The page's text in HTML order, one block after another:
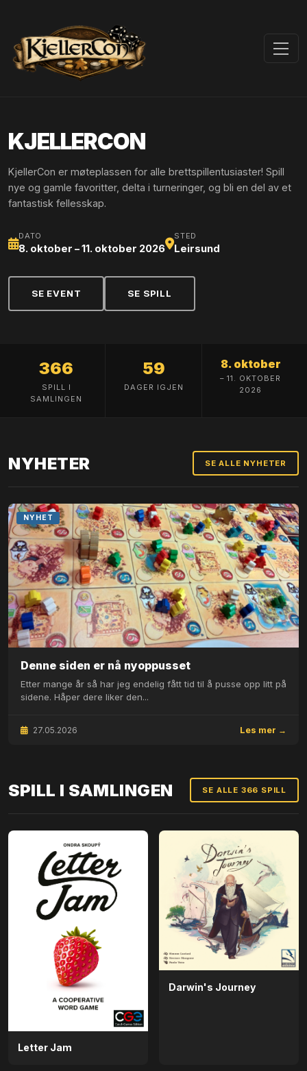
KJELLERCON
KjellerCon er møteplassen for alle brettspillentusiaster! Spill
nye og gamle favoritter, delta i turneringer, og bli en del av et
fantastisk fellesskap.
DATO
8. oktober – 11. oktober 2026
STED
Leirsund
SE EVENT SE SPILL
366
SPILL I
SAMLINGEN
59
DAGER IGJEN
8. oktober
– 11. OKTOBER
2026
NYHETER SE ALLE NYHETER
NYHET
Denne siden er nå nyoppusset
Etter mange år så har jeg endelig fått tid til å pusse opp litt på
sidene. Håper dere liker den...
27.05.2026 Les mer →
SPILL I SAMLINGEN SE ALLE 366 SPILL
Letter Jam
Darwin's Journey